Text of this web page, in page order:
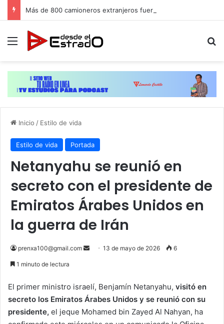
Menú
Inicio / Estilo de vida
Estilo de vida Portada
Netanyahu se reunió en
secreto con el presidente de
Emiratos Árabes Unidos en
la guerra de Irán
prenxa100@gmail.com
Send13 de mayo de 2026 6
1 minuto de lectura
El primer ministro israelí, Benjamín Netanyahu, visitó en
secreto los Emiratos Árabes Unidos y se reunió con su
presidente, el jeque Mohamed bin Zayed Al Nahyan, ha